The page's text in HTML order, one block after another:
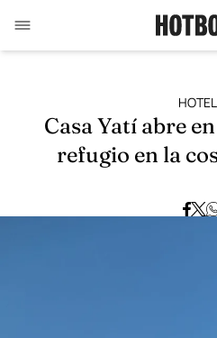
Casa Yatí abre
refugio en la